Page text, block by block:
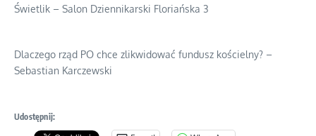
Świetlik – Salon Dziennikarski Floriańska 3
Dlaczego rząd PO chce zlikwidować fundusz kościelny? –
Sebastian Karczewski
Udostępnij: